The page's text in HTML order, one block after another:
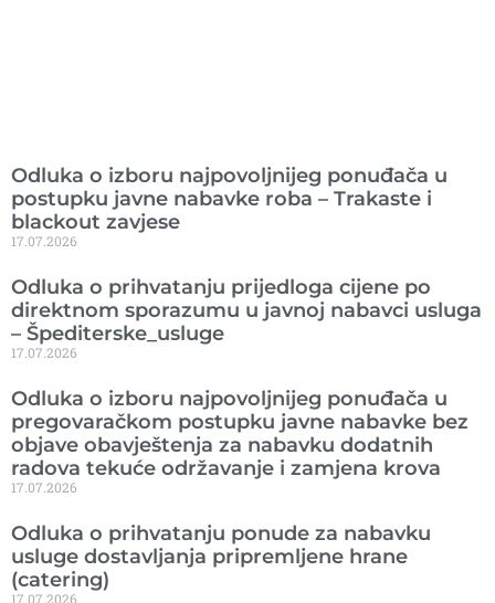
Odluka o izboru najpovoljnijeg ponuđača u
postupku javne nabavke roba – Trakaste i
blackout zavjese
17.07.2026
Odluka o prihvatanju prijedloga cijene po
direktnom sporazumu u javnoj nabavci usluga
– Špediterske_usluge
17.07.2026
Odluka o izboru najpovoljnijeg ponuđača u
pregovaračkom postupku javne nabavke bez
objave obavještenja za nabavku dodatnih
radova tekuće održavanje i zamjena krova
17.07.2026
Odluka o prihvatanju ponude za nabavku
usluge dostavljanja pripremljene hrane
(catering)
17.07.2026